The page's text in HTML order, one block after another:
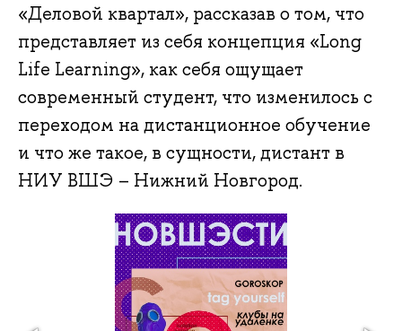
«Деловой квартал», рассказав о том, что
представляет из себя концепция «Long
Life Learning», как себя ощущает
современный студент, что изменилось с
переходом на дистанционное обучение
и что же такое, в сущности, дистант в
НИУ ВШЭ – Нижний Новгород.